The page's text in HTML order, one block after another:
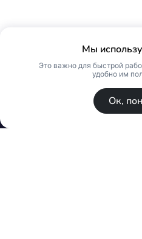
Мы
Это важно для быстрой
удобно им
Ок,